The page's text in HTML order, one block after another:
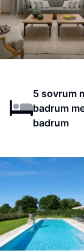
5 sovrum
badrum
badrum